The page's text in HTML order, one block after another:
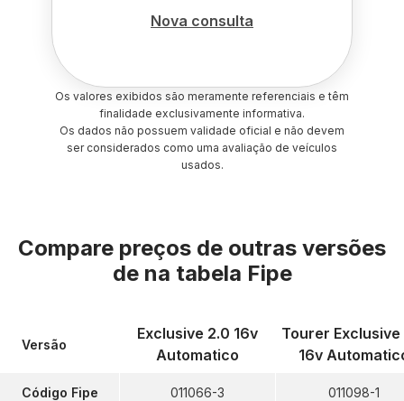
Nova consulta
Os valores exibidos são meramente referenciais e têm
finalidade exclusivamente informativa.
Os dados não possuem validade oficial e não devem
ser considerados como uma avaliação de veículos
usados.
Compare preços de outras versões
de na tabela Fipe
Versão
Código Fipe
Exclusive 2.0 16v
Automatico
011066-3
Tourer Exclusive
16v
011098-1